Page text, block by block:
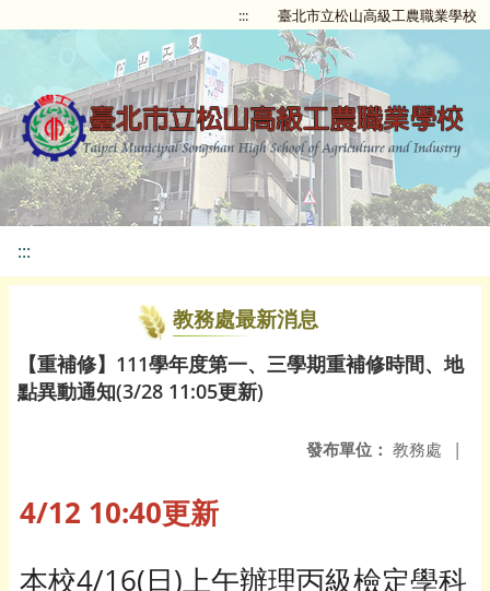
::: 臺北市立松山高級工農職業學校
:::
教務處最新消息
【重補修】111學年度第一、三學期重補修時間、地
點異動通知(3/28 11:05更新)
發布單位： 教務處 |
4/12 10:40更新
本校4/16(日)上午辦理丙級檢定學科